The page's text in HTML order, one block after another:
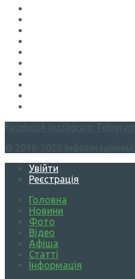
Увійти
Реєстрація
Головна
Новини
Фото
Відео
Афіша
Статті
Інформація